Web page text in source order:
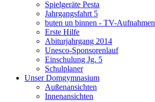
Spielgeräte Pesta
Jahrgangsfahrt 5
buten un binnen - TV-Aufnahmen
Erste Hilfe
Abiturjahrgang 2014
Unesco-Sponsorenlauf
Einschulung Jg. 5
Schulplaner
Unser Domgymnasium
Außenansichten
Innenansichten